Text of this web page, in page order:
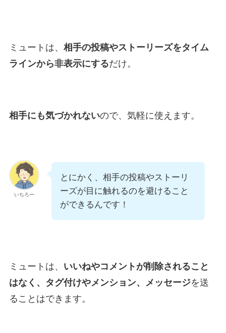
ミュートは、 相手の投稿やストーリーズをタイム
ラインから非表示にするだけ。
相手にも気づかれないので、気軽に使えます。
いちろー
とにかく、相手の投稿やストーリ
ーズが目に触れるのを避けること
ができるんです！
ミュートは、 いいねやコメントが削除されること
はなく、タグ付けやメンション、メッセージを送
ることはできます。